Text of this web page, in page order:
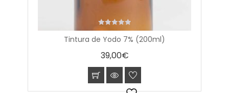
Tintura de Yodo 7% (200ml)
0
out
539,00€